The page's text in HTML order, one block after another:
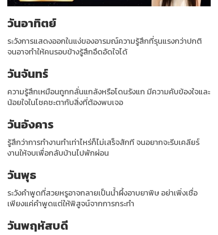
วันอาทิตย์
ระวังการแสดงออกในแง่ของอารมณ์ความรู้สึกที่รุนแรงกว่าปกติ
จนอาจทำให้คนรอบข้างรู้สึกอึดอัดใจได้
วันจันทร์
ความรู้สึกเหมือนถูกกลั่นแกล้งหรือโดนรังแก มีความคับข้องใจและ
น้อยใจในโชคชะตากับสิ่งที่ต้องพบเจอ
วันอังคาร
รู้สึกว่าการทำงานทำเท่าไหร่ก็ไม่เสร็จสักที จนอยากจะรีบเคลียร์
งานให้จบเพื่อกลับบ้านไปพักผ่อน
วันพุธ
ระวังคำพูดที่สวยหรูอาจกลายเป็นน้ำผึ้งอาบยาพิษ อย่าเพิ่งเชื่อ
เพียงแค่คำพูดแต่ให้พิสูจน์จากการกระทำ
วันพฤหัสบดี